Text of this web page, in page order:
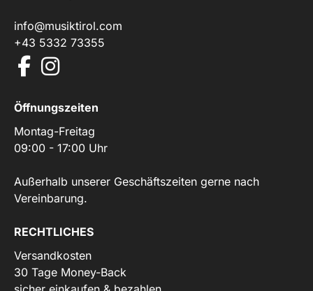
info@musiktirol.com
+43 5332 73355
Öffnungszeiten
Montag-Freitag
09:00 - 17:00 Uhr
Außerhalb unserer Geschäftszeiten gerne nach
Vereinbarung.
RECHTLICHES
Versandkosten
30 Tage Money-Back